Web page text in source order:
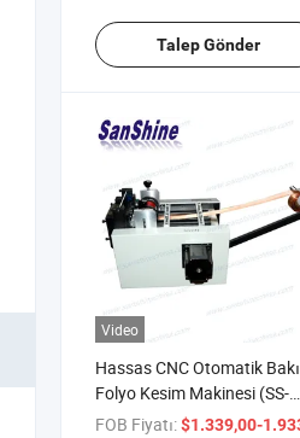
Talep Gönder
Video
Hassas CNC Otomatik
Folyo Kesim Makinesi (SS-
CT01)
FOB Fiyatı:$1.339,00-